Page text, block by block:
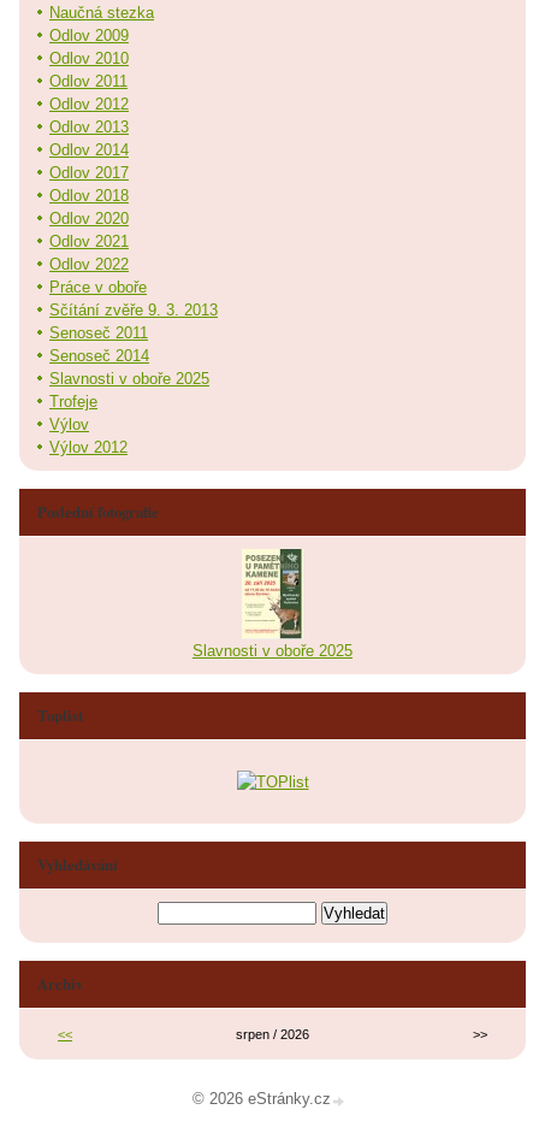
Naučná stezka
Odlov 2009
Odlov 2010
Odlov 2011
Odlov 2012
Odlov 2013
Odlov 2014
Odlov 2017
Odlov 2018
Odlov 2020
Odlov 2021
Odlov 2022
Práce v oboře
Sčítání zvěře 9. 3. 2013
Senoseč 2011
Senoseč 2014
Slavnosti v oboře 2025
Trofeje
Výlov
Výlov 2012
Poslední fotografie
Slavnosti v oboře 2025
Toplist
Vyhledávání
Archiv
<< srpen / 2026 >>
© 2026 eStránky.cz